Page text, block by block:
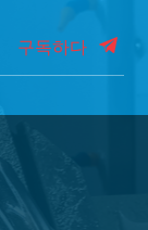
구독하다